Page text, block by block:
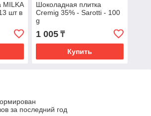
MILKA
шт в
Шоколадная плитка
Cremig 35% - Sarotti - 100
g
1 005₸
Купить
за последний год